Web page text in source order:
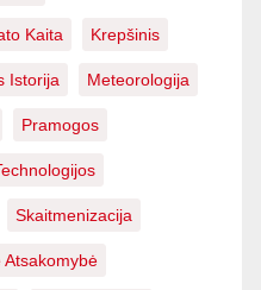
Kaita Krepšinis
Istorija Meteorologija
Pramogos
Skaitmenizacija
Atsakomybė